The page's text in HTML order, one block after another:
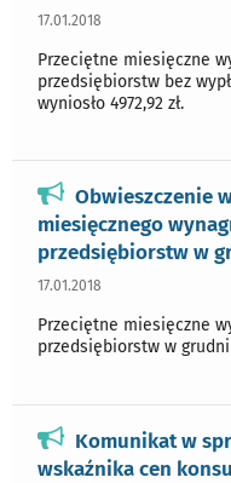
17.01.2018
Przeciętne miesięczne
przedsiębiorstw bez
wyniosło 4972,92 zł.
Obwieszczenie
miesięcznego
przedsiębiorstw w
17.01.2018
Przeciętne miesięczne
przedsiębiorstw w
Komunikat w
wskaźnika cen